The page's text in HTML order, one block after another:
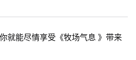
就能尽情享受《牧场气息 》带来